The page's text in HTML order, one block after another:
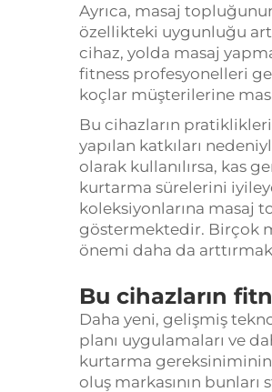
Ayrıca, masaj
özellikteki uygunluğu
cihaz, yolda masaj
fitness profesyonelleri
koçlar müşterilerine
Bu cihazların pratiklikleri
yapılan katkıları
olarak kullanılırsa, kas
kurtarma sürelerini
koleksiyonlarına masaj
göstermektedir. Birçok
önemi daha da
Bu cihazların
Daha yeni, gelişmiş
planı uygulamaları ve
kurtarma gereksiniminin
oluş markasının